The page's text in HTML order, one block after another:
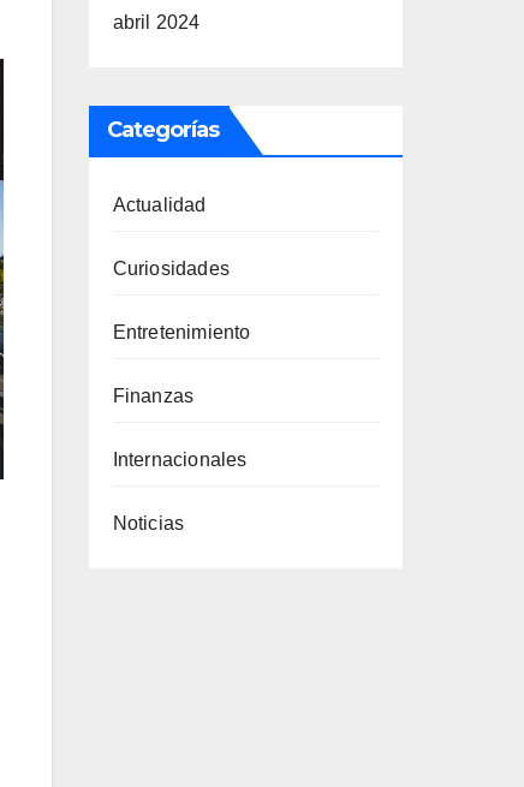
abril 2024
Categorías
Actualidad
Curiosidades
Entretenimiento
Finanzas
Internacionales
Noticias